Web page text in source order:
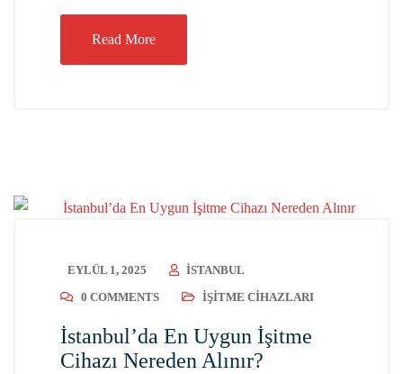
Read More
EYLÜL 1, 2025
ISTANBUL
0 COMMENTS
İŞITME CIHAZLARI
İstanbul’da En Uygun İşitme
Cihazı Nereden Alınır?